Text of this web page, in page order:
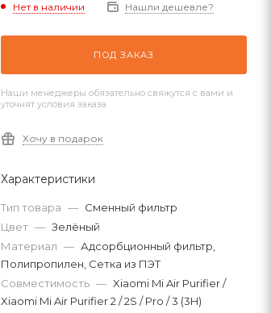
Нет в наличии Нашли дешевле?
ПОД ЗАКАЗ
Наши менеджеры обязательно свяжутся с вами и
уточнят условия заказа
Хочу в подарок
Характеристики
Тип товара — Сменный фильтр
Цвет — Зелёный
Материал — Адсорбционный фильтр,
Полипропилен, Сетка из ПЭТ
Совместимость — Xiaomi Mi Air Purifier /
Xiaomi Mi Air Purifier 2 / 2S / Pro / 3 (3H)